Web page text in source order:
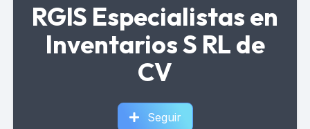
RGIS Especialistas en
Inventarios S RL de
CV
Seguir